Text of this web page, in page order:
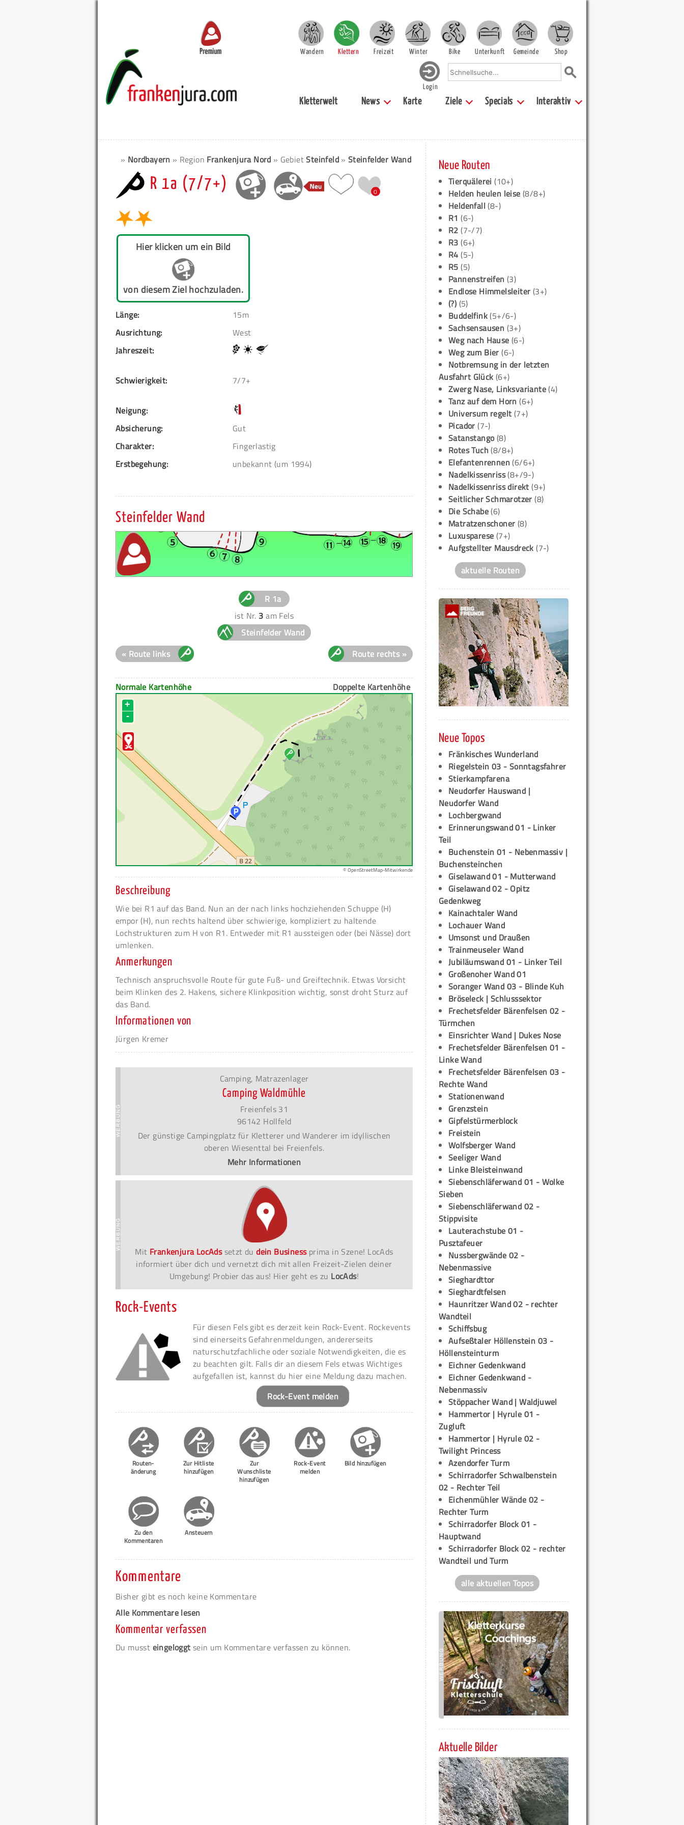
Premium Wandern Klettern Freizeit Winter Bike Unterkunft Gemeinde Shop
Login
Kletterwelt News Karte Ziele Specials Interaktiv
» Nordbayern » Region Frankenjura Nord » GebietSteinfeld » Steinfelder Wand
R 1a (7/7+) 0
Hier klicken um ein Bild
von diesem Ziel hochzuladen.
Länge:
15m
Ausrichtung:
West
Jahreszeit:
Schwierigkeit: 7/7+
Neigung:
Absicherung:
Gut
Charakter:
Fingerlastig
Erstbegehung:
unbekannt (um 1994)
Steinfelder Wand
R 1a
ist Nr. 3 am Fels
Steinfelder Wand
« Route links
Route rechts »
Normale Kartenhöhe Doppelte Kartenhöhe
+
-
© OpenStreetMap-Mitwirkende
Beschreibung
Wie bei R1 auf das Band. Nun an der nach links hochziehenden Schuppe (H)
empor (H), nun rechts haltend über schwierige, kompliziert zu haltende
Lochstrukturen zum H von R1. Entweder mit R1 aussteigen oder (bei Nässe) dort
umlenken.
Anmerkungen
Technisch anspruchsvolle Route für gute Fuß- und Greiftechnik. Etwas Vorsicht
beim Klinken des 2. Hakens, sichere Klinkposition wichtig, sonst droht Sturz auf
das Band.
Informationen von
Jürgen Kremer
Camping, Matrazenlager
Camping Waldmühle
Freienfels 31
96142 Hollfeld
Der günstige Campingplatz für Kletterer und Wanderer im idyllischen
oberen Wiesenttal bei Freienfels.
Mehr Informationen
Mit Frankenjura LocAdssetzt dudein Businessprima in Szene! LocAds
informiert über dich und vernetzt dich mit allen Freizeit-Zielen deiner
Umgebung! Probier das aus! Hier geht es zu LocAds!
Rock-Events
Für diesen Fels gibt es derzeit kein Rock-Event. Rockevents
sind einerseits Gefahrenmeldungen, andererseits
naturschutzfachliche oder soziale Notwendigkeiten, die es
zu beachten gilt. Falls dir an diesem Fels etwas Wichtiges
aufgefallen ist, kannst du hier eine Meldung dazu machen.
Rock-Event melden
Routen-
änderung
Zur Hitliste
hinzufügen
Zur
Wunschliste
hinzufügen
Rock-Event
melden
Bild hinzufügen
Zu den
Kommentaren
Ansteuern
Kommentare
Bisher gibt es noch keine Kommentare
Alle Kommentare lesen
Kommentar verfassen
Du musst eingeloggt sein um Kommentare verfassen zu können.
Neue Routen
Tierquälerei (10+)
Helden heulen leise(8/8+)
Heldenfall(8-)
R1 (6-)
R2 (7-/7)
R3 (6+)
R4 (5-)
R5 (5)
Pannenstreifen (3)
Endlose Himmelsleiter (3+)
(?) (5)
Buddelfink(5+/6-)
Sachsensausen (3+)
Weg nach Hause (6-)
Weg zum Bier (6-)
Notbremsung in der letzten
Ausfahrt Glück (6+)
Zwerg Nase, Linksvariante(4)
Tanz auf dem Horn (6+)
Universum regelt (7+)
Picador (7-)
Satanstango(8)
Rotes Tuch(8/8+)
Elefantenrennen(6/6+)
Nadelkissenriss(8+/9-)
Nadelkissenriss direkt (9+)
Seitlicher Schmarotzer (8)
Die Schabe(6)
Matratzenschoner (8)
Luxusparese (7+)
Aufgstellter Mausdreck (7-)
aktuelle Routen
Neue Topos
Fränkisches Wunderland
Riegelstein 03 - Sonntagsfahrer
Stierkampfarena
Neudorfer Hauswand |
Neudorfer Wand
Lochbergwand
Erinnerungswand 01 - Linker
Teil
Buchenstein 01 - Nebenmassiv |
Buchensteinchen
Giselawand 01 - Mutterwand
Giselawand 02 - Opitz
Gedenkweg
Kainachtaler Wand
Lochauer Wand
Umsonst und Draußen
Trainmeuseler Wand
Jubiläumswand 01 - Linker Teil
Großenoher Wand 01
Soranger Wand 03 - Blinde Kuh
Bröseleck | Schlusssektor
Frechetsfelder Bärenfelsen 02 -
Türmchen
Einsrichter Wand | Dukes Nose
Frechetsfelder Bärenfelsen 01 -
Linke Wand
Frechetsfelder Bärenfelsen 03 -
Rechte Wand
Stationenwand
Grenzstein
Gipfelstürmerblock
Freistein
Wolfsberger Wand
Seeliger Wand
Linke Bleisteinwand
Siebenschläferwand 01 - Wolke
Sieben
Siebenschläferwand 02 -
Stippvisite
Lauterachstube 01 -
Pusztafeuer
Nussbergwände 02 -
Nebenmassive
Sieghardttor
Sieghardtfelsen
Haunritzer Wand 02 - rechter
Wandteil
Schiffsbug
Aufseßtaler Höllenstein 03 -
Höllensteinturm
Eichner Gedenkwand
Eichner Gedenkwand -
Nebenmassiv
Stöppacher Wand | Waldjuwel
Hammertor | Hyrule 01 -
Zugluft
Hammertor | Hyrule 02 -
Twilight Princess
Azendorfer Turm
Schirradorfer Schwalbenstein
02 - Rechter Teil
Eichenmühler Wände 02 -
Rechter Turm
Schirradorfer Block 01 -
Hauptwand
Schirradorfer Block 02 - rechter
Wandteil und Turm
alle aktuellen Topos
Aktuelle Bilder